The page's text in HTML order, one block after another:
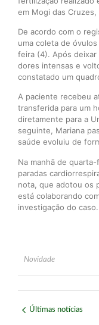
em Mogi das
De acordo com o
uma coleta de
feira (4). Após deixar
dores intensas e
constatado um
A paciente recebeu
transferida para um
diretamente para a
seguinte, Mariana
saúde evoluiu de
Na manhã de
paradas
nota, que adotou os
está colaborando
investigação do caso.
Novidade
Últimas notícias